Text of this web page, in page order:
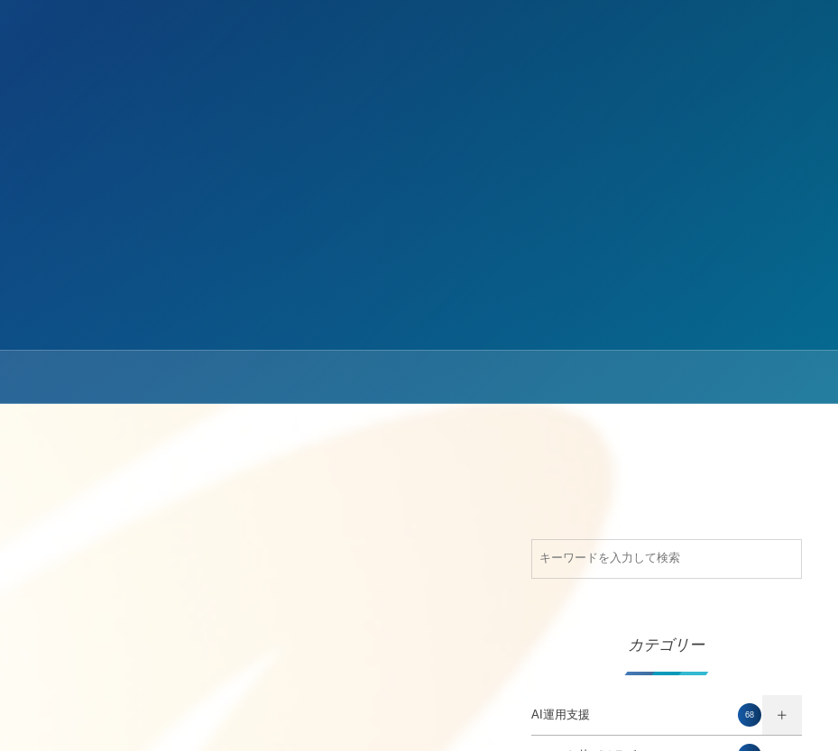
カテゴリー
AI運用支援 68